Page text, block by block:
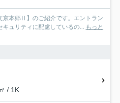
京本郷Ⅱ】のご紹介です。エントラン
キュリティに配慮しているの... もっと
/ 1K